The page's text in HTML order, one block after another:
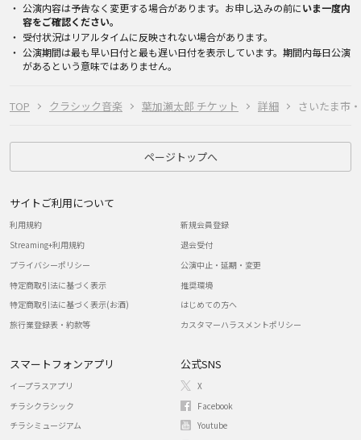
TOP クラシック音楽 葉加瀬太郎 チケット 詳細 さいたま市
公演内容は予告なく変更する場合があります。お申し込みの前にいま一度内
容をご確認ください。
受付状況はリアルタイムに反映されない場合があります。
公演期間は最も早い日付と最も遅い日付を表示しています。期間内毎日公演
があるという意味ではありません。
ページトップへ
サイトご利用について
利用規約
Streaming+利用規約
プライバシーポリシー
特定商取引法に基づく表示
特定商取引法に基づく表示(お酒)
旅行業登録表・約款等
新規会員登録
退会受付
公演中止・延期・変更
推奨環境
はじめての方へ
カスタマーハラスメントポリシー
スマートフォンアプリ
イープラスアプリ
チラシクラシック
チラシミュージアム
公式SNS
X
Facebook
Youtube